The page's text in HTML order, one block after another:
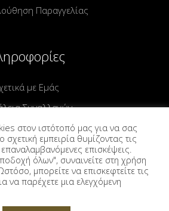
Παραγγελίας
με Εμάς
Συναλλαγών
Απορρήτου
Cookies
& Προυποθέσεις
Επικοινωνία
στον ιστότοπό μας για να σας
εμπειρία θυμίζοντας τις
επισκέψεις.
όλων", συναινείτε στη χρήση
μπορείτε να επισκεφτείτε τις
να παρέχετε μια ελεγχόμενη